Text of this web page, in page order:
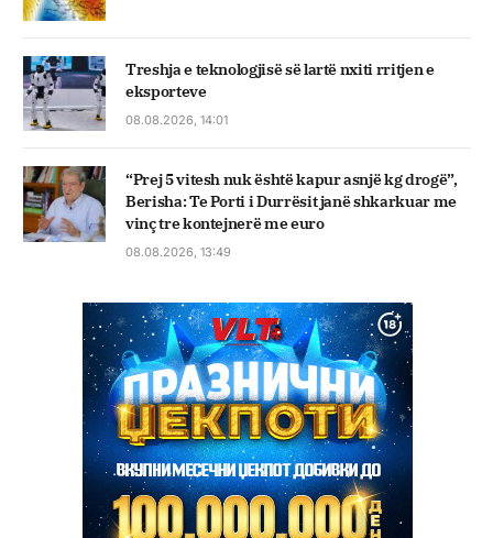
Treshja e teknologjisë së lartë nxiti rritjen e
eksporteve
08.08.2026, 14:01
“Prej 5 vitesh nuk është kapur asnjë kg drogë”,
Berisha: Te Porti i Durrësit janë shkarkuar me
vinç tre kontejnerë me euro
08.08.2026, 13:49